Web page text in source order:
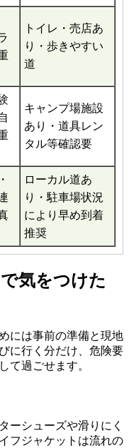
トイレ・売店あ
り・歩きやすい
道
キャンプ場施設
あり・道具レン
タル等確認要
ローカル道あ
り・駐車場状況
により早め到着
推奨
気をつけた
には事前の準備と現地
に行く分だけ、危険要
て過ごせます。
ーシューズや滑りにく
フジャケットは流れの